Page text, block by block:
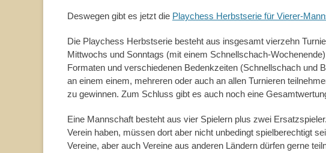
Deswegen gibt es jetzt die Playchess Herbstserie für Vierer-
Die Playchess Herbstserie besteht aus insgesamt vierzehn
Mittwochs und Sonntags (mit einem Schnellschach-
Formaten und verschiedenen Bedenkzeiten (Schnellschach und
an einem einem, mehreren oder auch an allen Turnieren
zu gewinnen. Zum Schluss gibt es auch noch eine
Eine Mannschaft besteht aus vier Spielern plus zwei
Verein haben, müssen dort aber nicht unbedingt spielberechtigt
Vereine, aber auch Vereine aus anderen Ländern dürfen gerne